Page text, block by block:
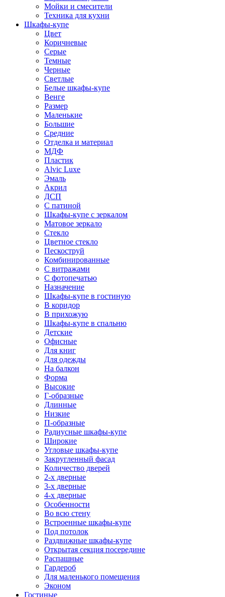
Мойки и смесители
Техника для кухни
Шкафы-купе
Цвет
Коричневые
Серые
Темные
Черные
Светлые
Белые шкафы-купе
Венге
Размер
Маленькие
Большие
Средние
Отделка и материал
МДФ
Пластик
Alvic Luxe
Эмаль
Акрил
ДСП
С патиной
Шкафы-купе с зеркалом
Матовое зеркало
Стекло
Цветное стекло
Пескоструй
Комбинированные
С витражами
С фотопечатью
Назначение
Шкафы-купе в гостиную
В коридор
В прихожую
Шкафы-купе в спальню
Детские
Офисные
Для книг
Для одежды
На балкон
Форма
Высокие
Г-образные
Длинные
Низкие
П-образные
Радиусные шкафы-купе
Широкие
Угловые шкафы-купе
Закругленный фасад
Количество дверей
2-х дверные
3-х дверные
4-х дверные
Особенности
Во всю стену
Встроенные шкафы-купе
Под потолок
Раздвижные шкафы-купе
Открытая секция посередине
Распашные
Гардероб
Для маленького помещения
Эконом
Гостиные